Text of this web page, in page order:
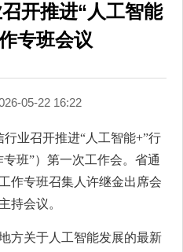
开推进“人工智能
专班会议
05-22 16:22
业召开推进“人工智能+”行
班”）第一次工作会。省通
作专班召集人许继金出席会
持会议。
方关于人工智能发展的最新